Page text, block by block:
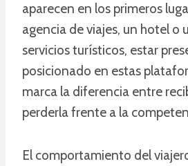
aparecen en los primeros
agencia de viajes, un hotel o
servicios turísticos, estar
posicionado en estas
marca la diferencia entre
perderla frente a la
El comportamiento del